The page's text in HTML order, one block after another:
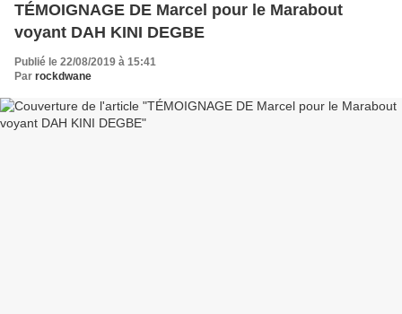
TÉMOIGNAGE DE Marcel pour le Marabout
voyant DAH KINI DEGBE
Publié le 22/08/2019 à 15:41
Par rockdwane